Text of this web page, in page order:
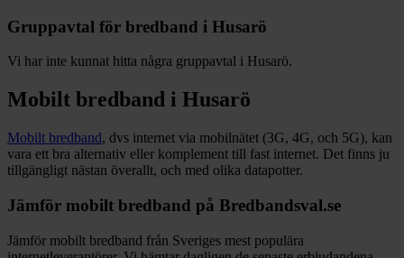
Gruppavtal för bredband i Husarö
Vi har inte kunnat hitta några gruppavtal i Husarö.
Mobilt bredband i Husarö
Mobilt bredband, dvs internet via mobilnätet (3G, 4G, och 5G), kan
vara ett bra alternativ eller komplement till fast internet. Det finns ju
tillgängligt nästan överallt, och med olika datapotter.
Jämför mobilt bredband på Bredbandsval.se
Jämför mobilt bredband från Sveriges mest populära